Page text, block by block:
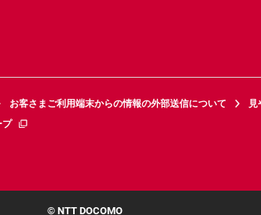
お客さまご利用端末からの情報の外部送信について
見
プ
© NTT DOCOMO